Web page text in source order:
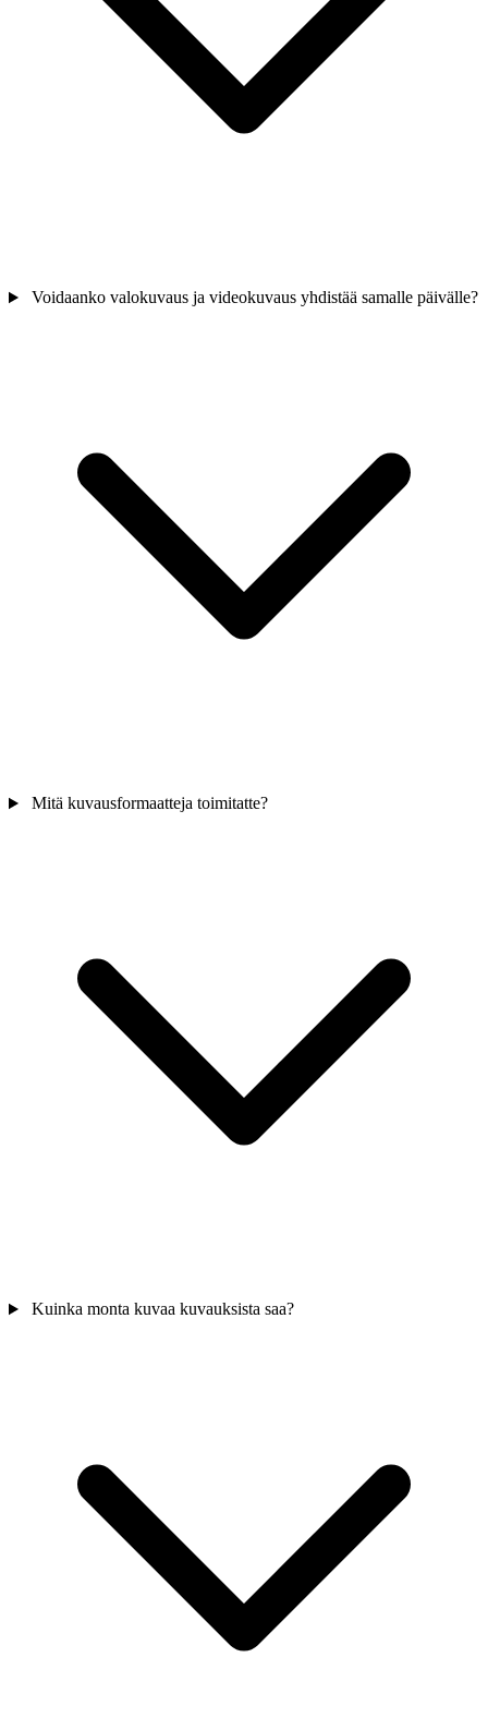
Voidaanko valokuvaus ja videokuvaus yhdistää samalle päivälle?
Mitä kuvausformaatteja toimitatte?
Kuinka monta kuvaa kuvauksista saa?